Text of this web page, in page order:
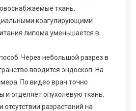
ткань,
коагулирующими
липома уменьшается в
Через небольшой разрез в
вводится эндоскоп. На
По видео врач точно
и отделяет опухолевую ткань.
разрастаний на